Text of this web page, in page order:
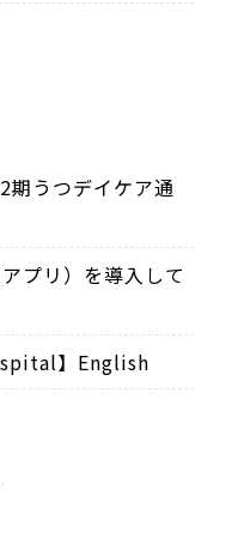
期うつデイケア通
プリ）を導入して
】English